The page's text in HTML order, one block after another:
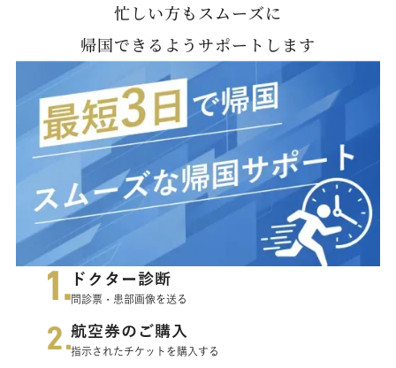
忙しい方もスムーズに
帰国できるようサポートします
ドクター診断
問診票・患部画像を送る
航空券のご購入
指示されたチケットを購入する